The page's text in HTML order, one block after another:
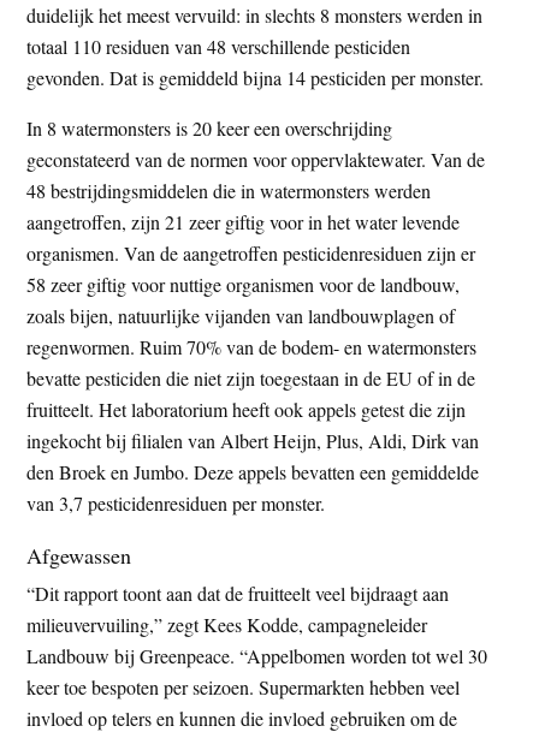
duidelijk het meest vervuild: in slechts 8 monsters werden in
totaal 110 residuen van 48 verschillende pesticiden
gevonden. Dat is gemiddeld bijna 14 pesticiden per monster.
In 8 watermonsters is 20 keer een overschrijding
geconstateerd van de normen voor oppervlaktewater. Van de
48 bestrijdingsmiddelen die in watermonsters werden
aangetroffen, zijn 21 zeer giftig voor in het water levende
organismen. Van de aangetroffen pesticidenresiduen zijn er
58 zeer giftig voor nuttige organismen voor de landbouw,
zoals bijen, natuurlijke vijanden van landbouwplagen of
regenwormen. Ruim 70% van de bodem- en watermonsters
bevatte pesticiden die niet zijn toegestaan in de EU of in de
fruitteelt. Het laboratorium heeft ook appels getest die zijn
ingekocht bij filialen van Albert Heijn, Plus, Aldi, Dirk van
den Broek en Jumbo. Deze appels bevatten een gemiddelde
van 3,7 pesticidenresiduen per monster.
Afgewassen
“Dit rapport toont aan dat de fruitteelt veel bijdraagt aan
milieuvervuiling,” zegt Kees Kodde, campagneleider
Landbouw bij Greenpeace. “Appelbomen worden tot wel 30
keer toe bespoten per seizoen. Supermarkten hebben veel
invloed op telers en kunnen die invloed gebruiken om de